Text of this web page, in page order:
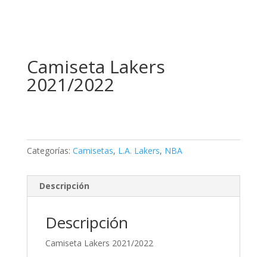
Camiseta Lakers
2021/2022
Categorías: Camisetas, L.A. Lakers, NBA
Descripción
Descripción
Camiseta Lakers 2021/2022